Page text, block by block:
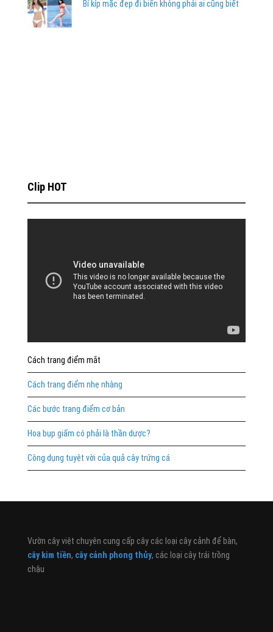
Bí kíp mặc đẹp đi biển không phải ai cũng biết
Clip HOT
Cách trang điểm mắt
Cách trang điểm nhẹ nhàng
Các bước trang điểm cơ bản
Hoa bụp giấm có phải là thần dược?
Công dụng tuyệt vời của quả cây trứng cá
Vườn cây việt chuyên cung cấp cây các loại cây cảnh để bàn,
cây kim tiền, cây cảnh phong thủy, các loại cây trái trồng
chậu